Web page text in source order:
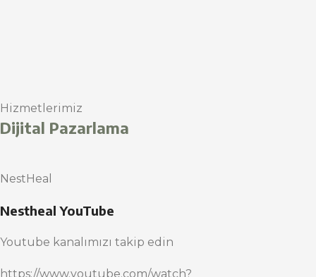
Hizmetlerimiz
Dijital Pazarlama
NestHeal
Nestheal YouTube
Youtube kanalımızı takip edin
https://www.youtube.com/watch?